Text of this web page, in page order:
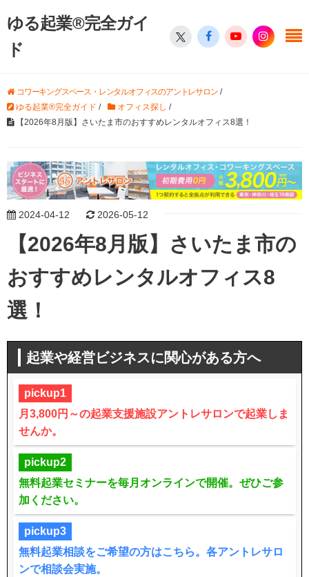
ゆる起業®完全ガイ
ド
コワーキングスペース・レンタルオフィスのアントレサロン/
ゆる起業®完全ガイド / オフィス探し /
【2026年8月版】さいたま市のおすすめレンタルオフィス8選！
2024-04-12 2026-05-12
【2026年8月版】さいたま市の
おすすめレンタルオフィス8
選！
起業や経営ビジネスに関心がある方へ
pickup1
月3,800円～の起業支援施設アントレサロンで起業しま
せんか。
pickup2
無料起業セミナーを毎月オンラインで開催。ぜひご参
加ください。
pickup3
無料起業相談をご希望の方はこちら。各アントレサロ
ンで相談会実施。